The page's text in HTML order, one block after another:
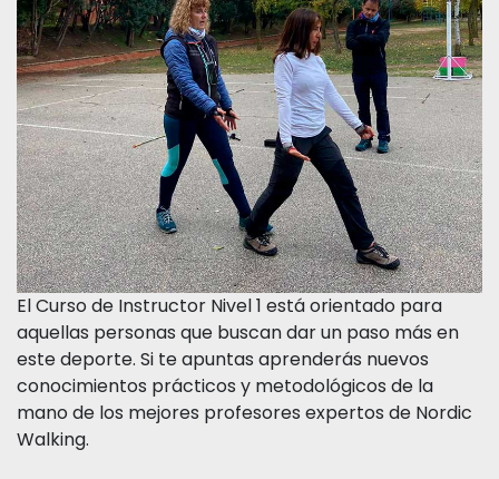
El Curso de Instructor Nivel 1 está orientado para
aquellas personas que buscan dar un paso más en
este deporte. Si te apuntas aprenderás nuevos
conocimientos prácticos y metodológicos de la
mano de los mejores profesores expertos de Nordic
Walking.